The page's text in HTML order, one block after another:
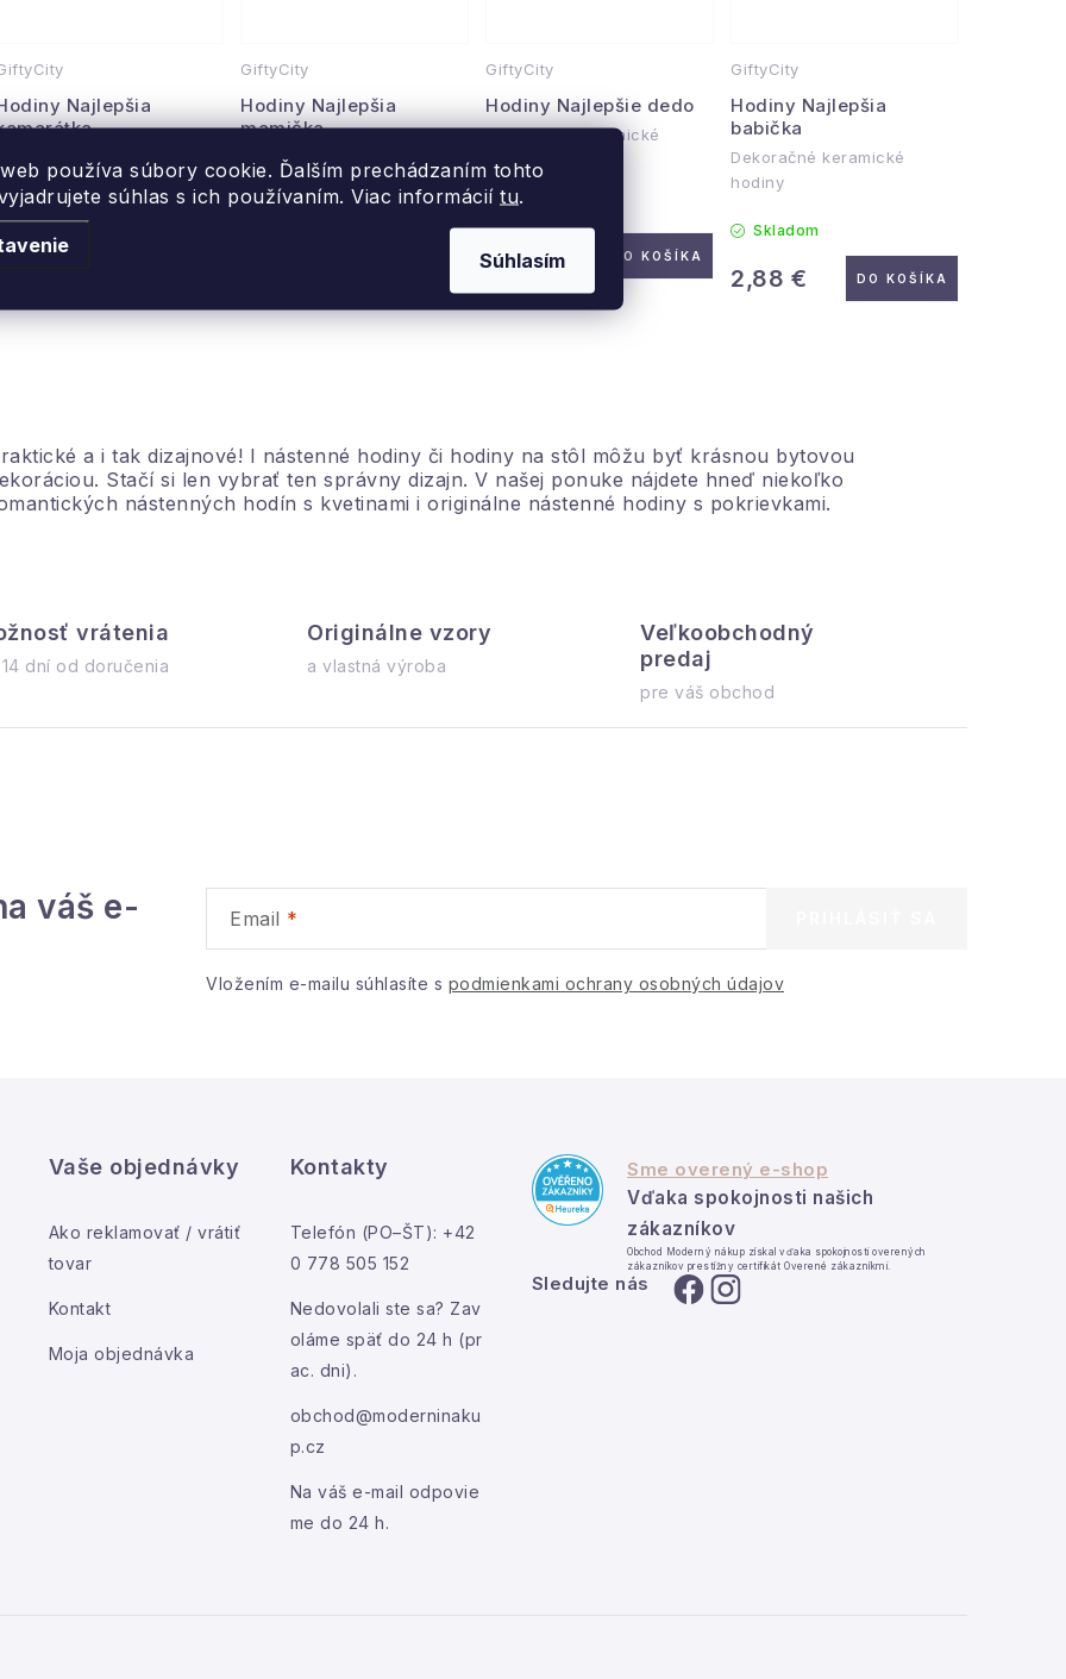
používa súbory cookie. Ďalším prechádzaním tohto
súhlas s ich používaním. Viac informácií tu.
Súhlasím
Najlepšia
hodiny
GiftyCity
Hodiny Najlepšia
mamička
Dekoračné keramické
hodiny
GiftyCity
Hodiny Najlepšie dedo
Dekoračné keramické
hodiny
Skladom
2,88 € DO KOŠÍKA
GiftyCity
Hodiny Najlepšia
babička
Dekoračné keramické
hodiny
Skladom
2,88 € DO KOŠÍKA
a i tak dizajnové! I nástenné hodiny či hodiny na stôl môžu byť krásnou bytovou
Stačí si len vybrať ten správny dizajn. V našej ponuke nájdete hneď niekoľko
nástenných hodín s kvetinami i originálne nástenné hodiny s pokrievkami.
vrátenia
dní od doručenia
Originálne vzory
a vlastná výroba
Veľkoobchodný
predaj
pre váš obchod
váš e-
Email
Vložením e-mailu súhlasíte s podmienkami ochrany osobných údajov
Vaše objednávky
Ako reklamovať / vrátiť
tovar
Kontakt
Moja objednávka
Kontakty
Telefón (PO–ŠT): +42
0 778 505 152
Nedovolali ste sa? Zav
oláme späť do 24 h (pr
ac. dni).
obchod@moderninaku
p.cz
Na váš e-mail odpovie
me do 24 h.
Sme overený e-shop
Vďaka spokojnosti našich
zákazníkov
Obchod Moderný nákup získal vďaka spokojnosti overených
zákazníkov prestížny certifikát Overené zákazníkmi.
Sledujte nás